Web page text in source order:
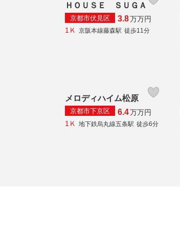
ＨＯＵＳＥ ＳＵＧＡ
京都市伏見区 3.8万万円
1Ｋ 京阪本線藤森駅 徒歩11分
メロディハイム松原
京都市下京区 6.4万万円
1Ｋ
地下鉄烏丸線五条駅 徒歩6分